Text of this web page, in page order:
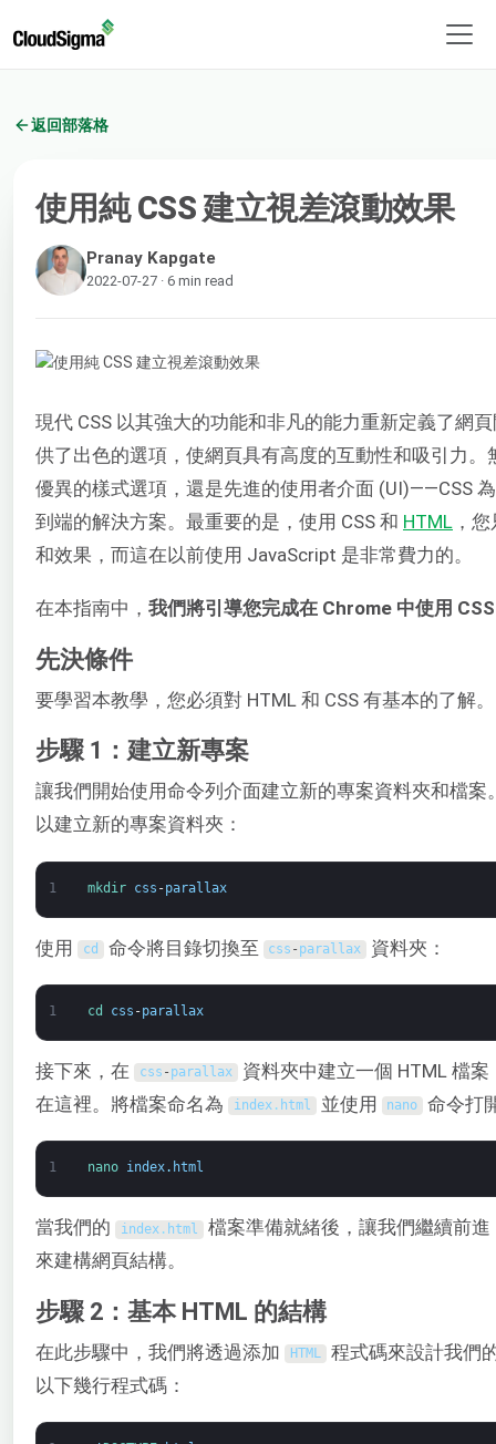
返回部落格
使用純 CSS 建立視差滾動效果
Pranay Kapgate
2022-07-27 · 6 min read
現代 CSS 以其強大的功能和非凡的能力重新定義了網
供了出色的選項，使網頁具有高度的互動性和吸引力
優異的樣式選項，還是先進的使用者介面 (UI)——CSS
到端的解決方案。最重要的是，使用 CSS 和 HTML ，
和效果，而這在以前使用 JavaScript 是非常費力的。
在本指南中， 我們將引導您完成在 Chrome 中使用
先決條件
要學習本教學，您必須對 HTML 和 CSS 有基本的了解。
步驟 1：建立新專案
讓我們開始使用命令列介面建立新的專案資料夾和檔
以建立新的專案資料夾：
1 mkdir css -parallax
使用 cd 命令將目錄切換至 css - parallax 資料夾：
1 cd css -parallax
接下來，在 css - parallax 資料夾中建立一個 HTML 檔
在這裡。將檔案命名為
index. html 並使用 nano 命令打
1 nano index. html
當我們的 index. html 檔案準備就緒後，讓我們繼續前
來建構網頁結構。
步驟 2：基本 HTML 的結構
在此步驟中，我們將透過添加 HTML 程式碼來設計我們
以下幾行程式碼：